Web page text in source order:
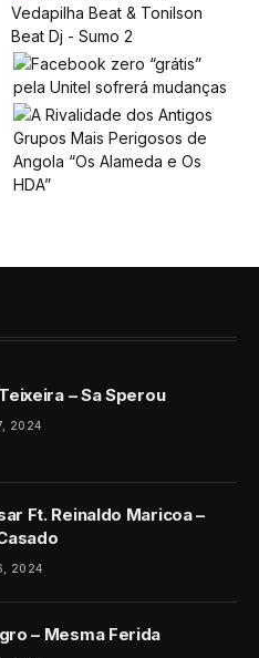
– Sa Sperou
2024
Ft. Reinaldo Maricoa –
2024
– Mesma Ferida